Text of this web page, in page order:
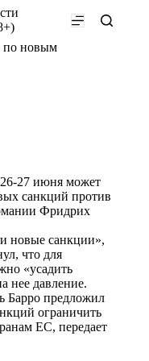
по новым
27 июня может
санкций против
Фридрих
новые санкции»,
что для
«усадить
нее давление.
предложил
ограничить
ЕС, передает